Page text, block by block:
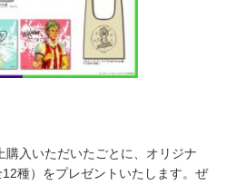
入いただいたごとに、オリジナ
種）をプレゼントいたします。ぜ